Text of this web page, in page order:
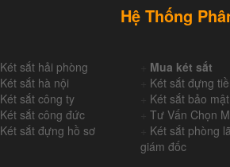
Hệ Thống
Két sắt hải phòng Mua két sắt
Két sắt hà nội Két sắt đựng
Két sắt công ty Két sắt bảo mật
Két sắt công đức Tư Vấn Chọn
Két sắt đựng hồ sơ
Két sắt phòng
giám đốc